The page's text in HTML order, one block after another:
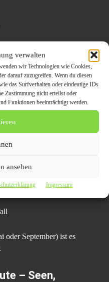
verwalten
wir Technologien wie Cookies,
darauf zuzugreifen. Wenn du diesen
das Surfverhalten oder eindeutige IDs
Zustimmung nicht erteilst oder
Funktionen beeinträchtigt werden.
ansehen
Impressum
Meerblick & WLAN –
–
Schweiz
verbindet
oder September) ist es
– Seen,